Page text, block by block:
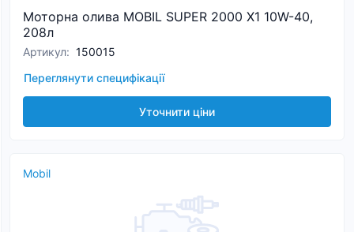
Моторна олива MOBIL SUPER 2000 Х1 10W-40,
208л
Артикул: 150015
Переглянути специфікації
Уточнити ціни
Mobil